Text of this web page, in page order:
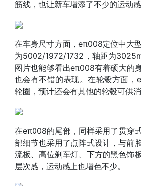
筋线，也让新车增添了不少的运动感
在车身尺寸方面，eπ008定位中大
为5002/1972/1732，轴距为
图片也能够看出eπ008有着硕大的
也会有不错的表现。在轮毂方面，
轮圈，预计还会有其他的轮毂可供消
在eπ008的尾部，同样采用了贯穿
部细节也采用了点阵式设计，与前
流板、高位刹车灯、下方的黑色饰
层次感，运动感上也增色不少。